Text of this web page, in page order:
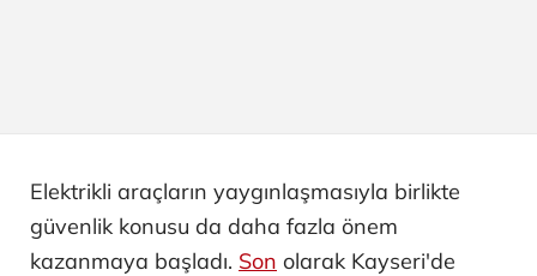
Elektrikli araçların yaygınlaşmasıyla birlikte
güvenlik konusu da daha fazla önem
kazanmaya başladı. Son olarak Kayseri'de